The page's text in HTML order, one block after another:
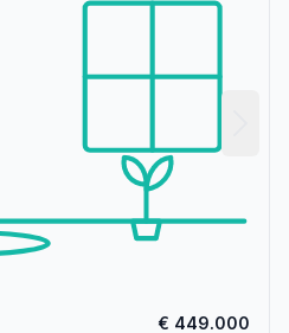
€ 449.000